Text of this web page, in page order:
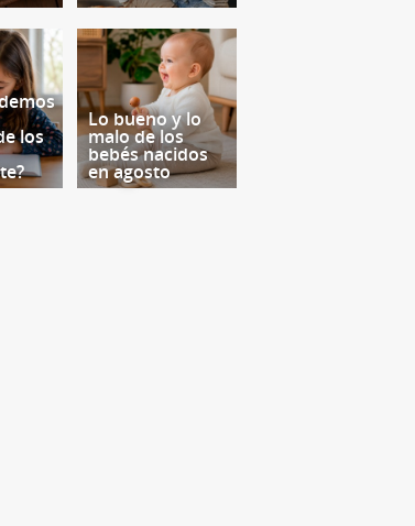
los
Lo bueno y lo
malo de los
bebés nacidos
en agosto